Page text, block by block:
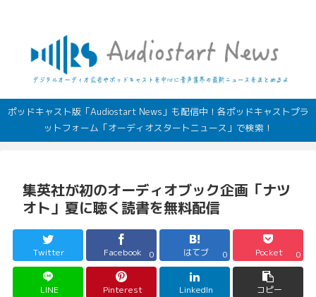
ポッドキャスト版「Audiostart News」も配信中！各ポッドキャストプラ
ットフォーム「オーディオスタートニュース」で検索！
集英社が初のオーディオブック企画「ナツ
オト」夏に聴く読書を無料配信
Twitter Facebook 0 はてブ 0 Pocket 0
LINE Pinterest LinkedIn コピー